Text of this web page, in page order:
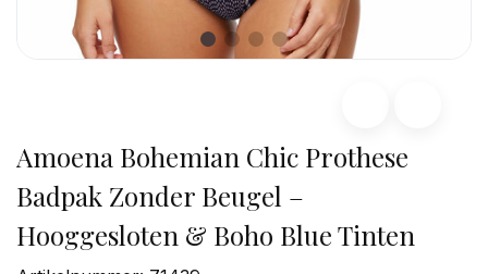
Amoena Bohemian Chic Prothese
Badpak Zonder Beugel –
Hooggesloten & Boho Blue Tinten